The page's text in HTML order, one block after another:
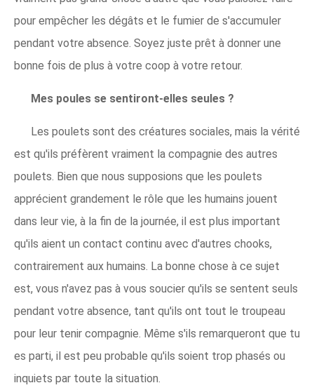
pour empêcher les dégâts et le fumier de s'accumuler
pendant votre absence. Soyez juste prêt à donner une
bonne fois de plus à votre coop à votre retour.
Mes poules se sentiront-elles seules ?
Les poulets sont des créatures sociales, mais la vérité
est qu'ils préfèrent vraiment la compagnie des autres
poulets. Bien que nous supposions que les poulets
apprécient grandement le rôle que les humains jouent
dans leur vie, à la fin de la journée, il est plus important
qu'ils aient un contact continu avec d'autres chooks,
contrairement aux humains. La bonne chose à ce sujet
est, vous n'avez pas à vous soucier qu'ils se sentent seuls
pendant votre absence, tant qu'ils ont tout le troupeau
pour leur tenir compagnie. Même s'ils remarqueront que tu
es parti, il est peu probable qu'ils soient trop phasés ou
inquiets par toute la situation.